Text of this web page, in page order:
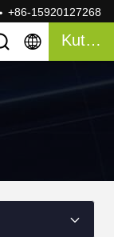
+86-15920127268
Kutipan